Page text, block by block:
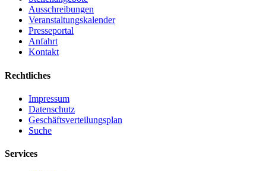
Ausschreibungen
Veranstaltungskalender
Presseportal
Anfahrt
Kontakt
Rechtliches
Impressum
Datenschutz
Geschäftsverteilungsplan
Suche
Services